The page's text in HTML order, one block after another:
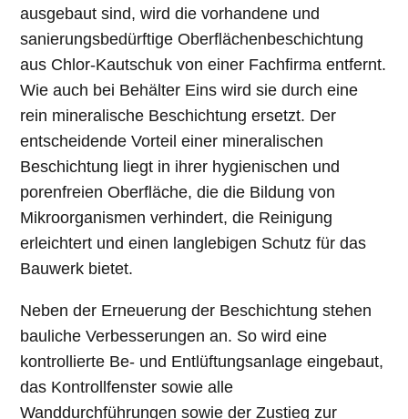
ausgebaut sind, wird die vorhandene und
sanierungsbedürftige Oberflächenbeschichtung
aus Chlor-Kautschuk von einer Fachfirma entfernt.
Wie auch bei Behälter Eins wird sie durch eine
rein mineralische Beschichtung ersetzt. Der
entscheidende Vorteil einer mineralischen
Beschichtung liegt in ihrer hygienischen und
porenfreien Oberfläche, die die Bildung von
Mikroorganismen verhindert, die Reinigung
erleichtert und einen langlebigen Schutz für das
Bauwerk bietet.
Neben der Erneuerung der Beschichtung stehen
bauliche Verbesserungen an. So wird eine
kontrollierte Be- und Entlüftungsanlage eingebaut,
das Kontrollfenster sowie alle
Wanddurchführungen sowie der Zustieg zur